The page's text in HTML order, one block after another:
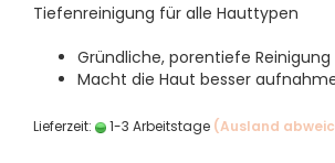
Tiefenreinigung für alle Hauttypen
Gründliche, porentiefe Reinigung
Macht die Haut besser
Lieferzeit: 1-3 Arbeitstage (Ausland